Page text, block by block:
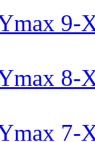
9-
8-
7-